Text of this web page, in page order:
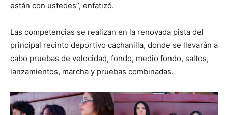
están con ustedes”, enfatizó.
Las competencias se realizan en la renovada pista del
principal recinto deportivo cachanilla, donde se llevarán a
cabo pruebas de velocidad, fondo, medio fondo, saltos,
lanzamientos, marcha y pruebas combinadas.